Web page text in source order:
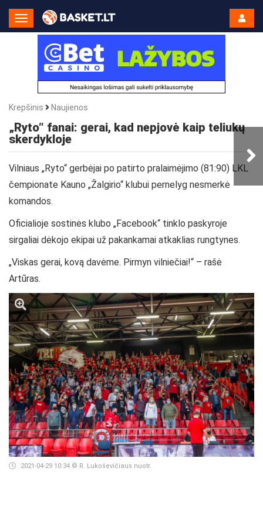
Toggle
Navigation
Krepšinis Naujienos
„Ryto“ fanai: gerai, kad nepjovė kaip teliukų
skerdykloje
Vilniaus „Ryto“ gerbėjai po patirto pralaimėjimo (81:90) LKL
čempionate Kauno „Žalgirio“ klubui pernelyg nesmerkė
komandos.
Oficialioje sostinės klubo „Facebook“ tinklo paskyroje
sirgaliai dėkojo ekipai už pakankamai atkaklias rungtynes.
„Viskas gerai, kovą davėme. Pirmyn vilniečiai!“ – rašė
Artūras.
2021-04-29 10:34 © R. Lukoševičiaus nuotr.